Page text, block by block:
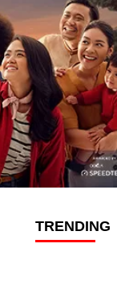
TRENDING